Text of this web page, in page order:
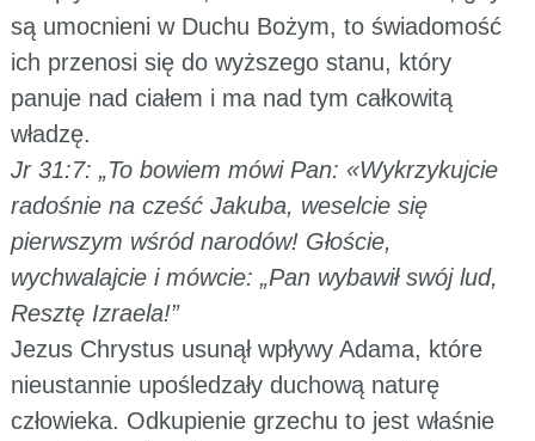
są umocnieni w Duchu Bożym, to świadomość
ich przenosi się do wyższego stanu, który
panuje nad ciałem i ma nad tym całkowitą
władzę.
Jr 31:7: „To bowiem mówi Pan: «Wykrzykujcie
radośnie na cześć Jakuba, weselcie się
pierwszym wśród narodów! Głoście,
wychwalajcie i mówcie: „Pan wybawił swój lud,
Resztę Izraela!”
Jezus Chrystus usunął wpływy Adama, które
nieustannie upośledzały duchową naturę
człowieka. Odkupienie grzechu to jest właśnie